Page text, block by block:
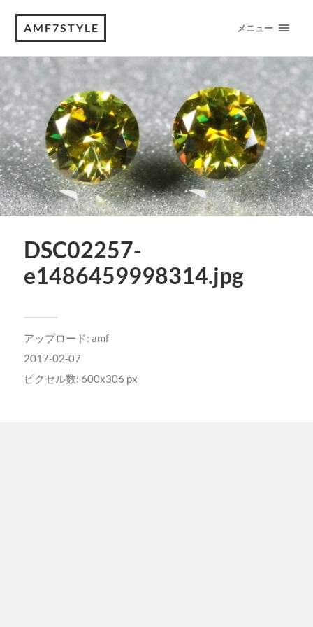
AMF7STYLE メニュー
DSC02257-
e1486459998314.jpg
アップロード: amf
2017-02-07
ピクセル数: 600x306 px